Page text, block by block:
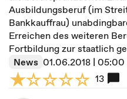
Ausbildungsberuf (im
Bankkauffrau)
Erreichen des weiteren
Fortbildung zur staatlich
News 01.06.2018 | 05:00
13